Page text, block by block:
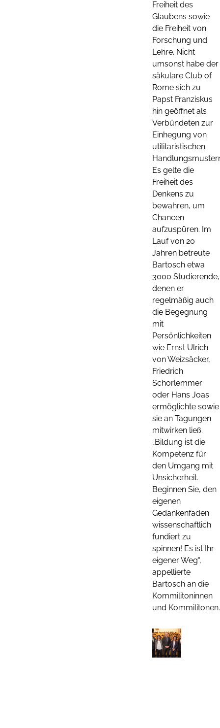
Freiheit des
Glaubens sowie
die Freiheit von
Forschung und
Lehre. Nicht
umsonst habe der
säkulare Club of
Rome sich zu
Papst Franziskus
hin geöffnet als
Verbündeten zur
Einhegung von
utilitaristischen
Es gelte die
Freiheit des
Denkens zu
bewahren, um
Chancen
aufzuspüren. Im
Lauf von 20
Jahren betreute
Bartosch etwa
3000 Studierende,
denen er
regelmäßig auch
die Begegnung
mit
Persönlichkeiten
wie Ernst Ulrich
von Weizsäcker,
Friedrich
Schorlemmer
oder Hans Joas
ermöglichte sowie
sie an Tagungen
mitwirken ließ.
„Bildung ist die
Kompetenz für
den Umgang mit
Unsicherheit.
Beginnen Sie, den
eigenen
Gedankenfaden
wissenschaftlich
fundiert zu
spinnen! Es ist Ihr
eigener Weg“,
appellierte
Bartosch an die
Kommilitoninnen
und Kommilitonen.